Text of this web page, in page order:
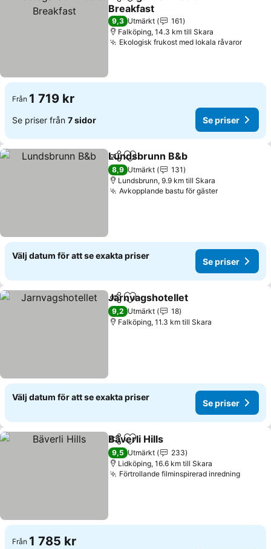
Lägg till i Mina Favoriter
Breakfast
9,3 Utmärkt
161
Falköping, 14.3 km till Skara
Ekologisk frukost med lokala råvaror
Från 1 719 kr
Se priser från 7 sidor Se priser
Dela Lägg till i Mina Favoriter
Lundsbrunn B&b
8,9 Utmärkt
131
Lundsbrunn, 9.9 km till Skara
Avkopplande bastu för gäster
Välj datum för att se exakta priser
Se priser
Dela Lägg till i Mina Favoriter
Jarnvagshotellet
9,2 Utmärkt
18
Falköping, 11.3 km till Skara
Välj datum för att se exakta priser
Se priser
Dela Lägg till i Mina Favoriter
Bäverli Hills
9,5 Utmärkt
233
Lidköping, 16.6 km till Skara
Förtrollande filminspirerad inredning
Från 1 785 kr